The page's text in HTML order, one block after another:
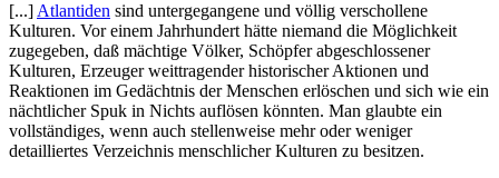
[...] Atlantiden sind untergegangene und völlig verschollene
Kulturen. Vor einem Jahrhundert hätte niemand die Möglichkeit
zugegeben, daß mächtige Völker, Schöpfer abgeschlossener
Kulturen, Erzeuger weittragender historischer Aktionen und
Reaktionen im Gedächtnis der Menschen erlöschen und sich wie ein
nächtlicher Spuk in Nichts auflösen könnten. Man glaubte ein
vollständiges, wenn auch stellenweise mehr oder weniger
detailliertes Verzeichnis menschlicher Kulturen zu besitzen.